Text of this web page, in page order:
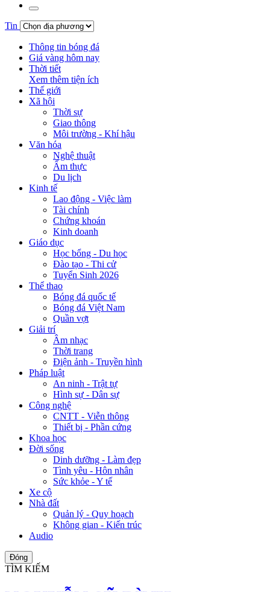
Tin
Thông tin bóng đá
Giá vàng hôm nay
Thời tiết
Xem thêm tiện ích
Thế giới
Xã hội
Thời sự
Giao thông
Môi trường - Khí hậu
Văn hóa
Nghệ thuật
Ẩm thực
Du lịch
Kinh tế
Lao động - Việc làm
Tài chính
Chứng khoán
Kinh doanh
Giáo dục
Học bổng - Du học
Đào tạo - Thi cử
Tuyển Sinh 2026
Thể thao
Bóng đá quốc tế
Bóng đá Việt Nam
Quần vợt
Giải trí
Âm nhạc
Thời trang
Điện ảnh - Truyền hình
Pháp luật
An ninh - Trật tự
Hình sự - Dân sự
Công nghệ
CNTT - Viễn thông
Thiết bị - Phần cứng
Khoa học
Đời sống
Dinh dưỡng - Làm đẹp
Tình yêu - Hôn nhân
Sức khỏe - Y tế
Xe cộ
Nhà đất
Quản lý - Quy hoạch
Không gian - Kiến trúc
Audio
Đóng
TÌM KIẾM